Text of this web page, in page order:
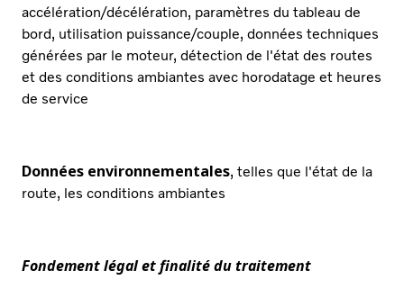
accélération/décélération, paramètres du tableau de
bord, utilisation puissance/couple, données techniques
générées par le moteur, détection de l'état des routes
et des conditions ambiantes avec horodatage et heures
de service
Données environnementales, telles que l'état de la
route, les conditions ambiantes
Fondement légal et finalité du traitement